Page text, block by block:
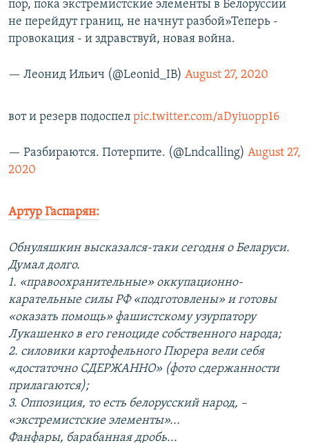
пор, пока экстремистские элементы в Белоруссии
не перейдут границ, не начнут разбой»Теперь -
провокация - и здравствуй, новая война.
— Леонид Ильич (@Leonid_IB) August 27, 2020
вот и резерв подоспел pic.twitter.com/aDyiuopp16
— Разбираются. Потерпите. (@Lndcalling) August 27,
2020
Артур Гаспарян:
Обнуляшкин высказался-таки сегодня о Беларуси.
Думал долго.
1. «правоохранительные» оккупационно-
карательные силы РФ «подготовлены» и готовы
«оказать помощь» фашистскому узурпатору
Лукашенко в его геноциде собственного народа;
2. силовики картофельного Пюрера вели себя
«достаточно СДЕРЖАННО» (фото сдержанности
прилагаются);
3. Оппозиция, то есть белорусский народ, –
«экстремистские элементы»...
Фанфары, барабанная дробь...